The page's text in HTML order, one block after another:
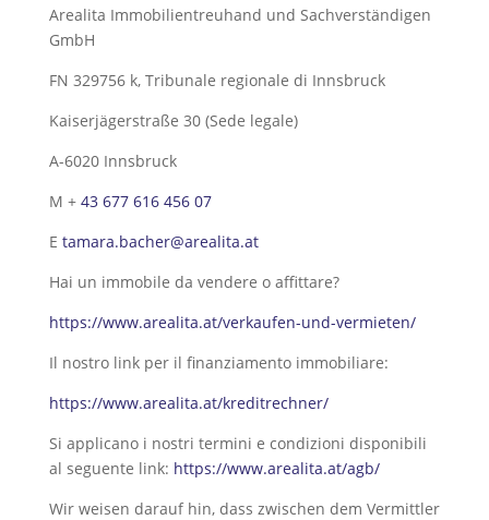
Arealita Immobilientreuhand und Sachverständigen
GmbH
FN 329756 k, Tribunale regionale di Innsbruck
Kaiserjägerstraße 30 (Sede legale)
A-6020 Innsbruck
M + 43 677 616 456 07
E tamara.bacher@arealita.at
Hai un immobile da vendere o affittare?
https://www.arealita.at/verkaufen-und-vermieten/
Il nostro link per il finanziamento immobiliare:
https://www.arealita.at/kreditrechner/
Si applicano i nostri termini e condizioni disponibili
al seguente link: https://www.arealita.at/agb/
Wir weisen darauf hin, dass zwischen dem Vermittler